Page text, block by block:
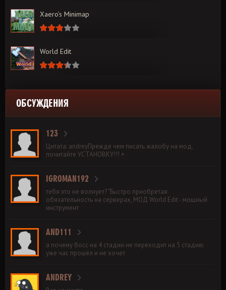
Xaero’s Minimap
World Edit
ОБСУЖДЕНИЯ
123
Цитата: andreyПрежде чем писать жалобу на мод,
почитайте УСТАНОВКУ!!! +
IGROMAN192
тебя это не волнует? "Быстро приобретая
обязательность на серверах, МОД World Edit - мощный
инструмент
AND111
а почему босс на 4 стадии не переходит на 5 стадию
уже час прошёл и не хочет
ANDREY